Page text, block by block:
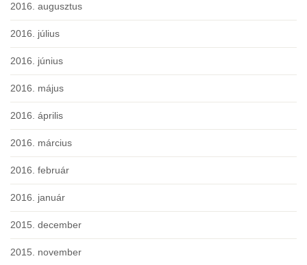
2016. augusztus
2016. július
2016. június
2016. május
2016. április
2016. március
2016. február
2016. január
2015. december
2015. november